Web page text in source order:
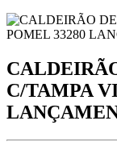
C/TAMPA